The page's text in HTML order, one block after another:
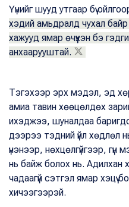
Үүнийг шууд утгаар бүү
хэдий амьдралд чухал
хажууд ямар өчүүхэн бэ
анхаарууштай.
Тэгэхээр эрх мэдэл, эд
амиа тавин хөөцөлдөх
ихэджээ, шуналдаа
дээрээ тэдний үйл хөдлөл
үнэнээр, нөхцөлгүйгээр, гүн
нь байж болох нь. Адилхан
чадаагүй сэтгэл ямар хэцүү
хичээгээрэй.